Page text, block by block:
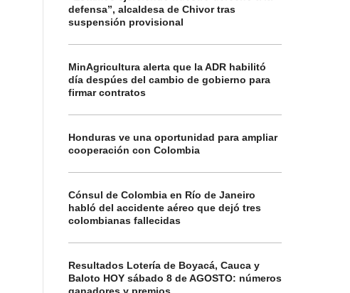
defensa”, alcaldesa de Chivor tras
suspensión provisional
MinAgricultura alerta que la ADR habilitó
día despúes del cambio de gobierno para
firmar contratos
Honduras ve una oportunidad para ampliar
cooperación con Colombia
Cónsul de Colombia en Río de Janeiro
habló del accidente aéreo que dejó tres
colombianas fallecidas
Resultados Lotería de Boyacá, Cauca y
Baloto HOY sábado 8 de AGOSTO: números